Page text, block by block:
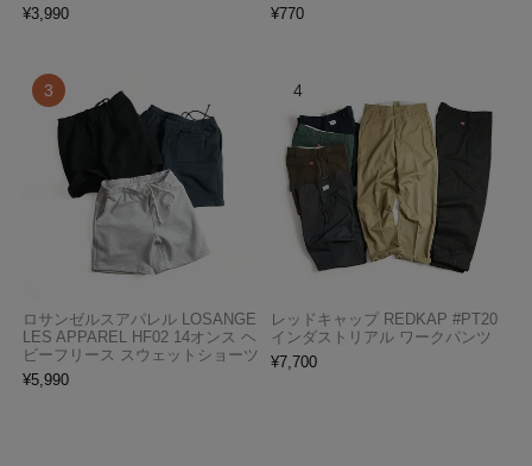
¥3,990
¥770
ロサンゼルスアパレル LOSANGE
LES APPAREL HF02 14オンス ヘ
ビーフリース スウェットショーツ
¥5,990
レッドキャップ REDKAP #PT20
インダストリアル ワークパンツ
¥7,700